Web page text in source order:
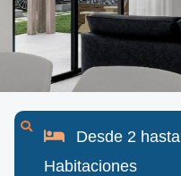
Desde 2 hasta
Habitaciones